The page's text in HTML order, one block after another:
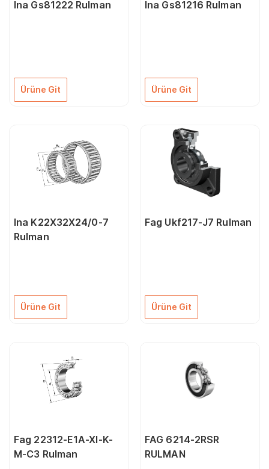
Ina Gs81222 Rulman
Ürüne Git
Ina Gs81216 Rulman
Ürüne Git
Ina K22X32X24/0-7
Rulman
Ürüne Git
Fag Ukf217-J7 Rulman
Ürüne Git
Fag 22312-E1A-Xl-K-
M-C3 Rulman
FAG 6214-2RSR
RULMAN